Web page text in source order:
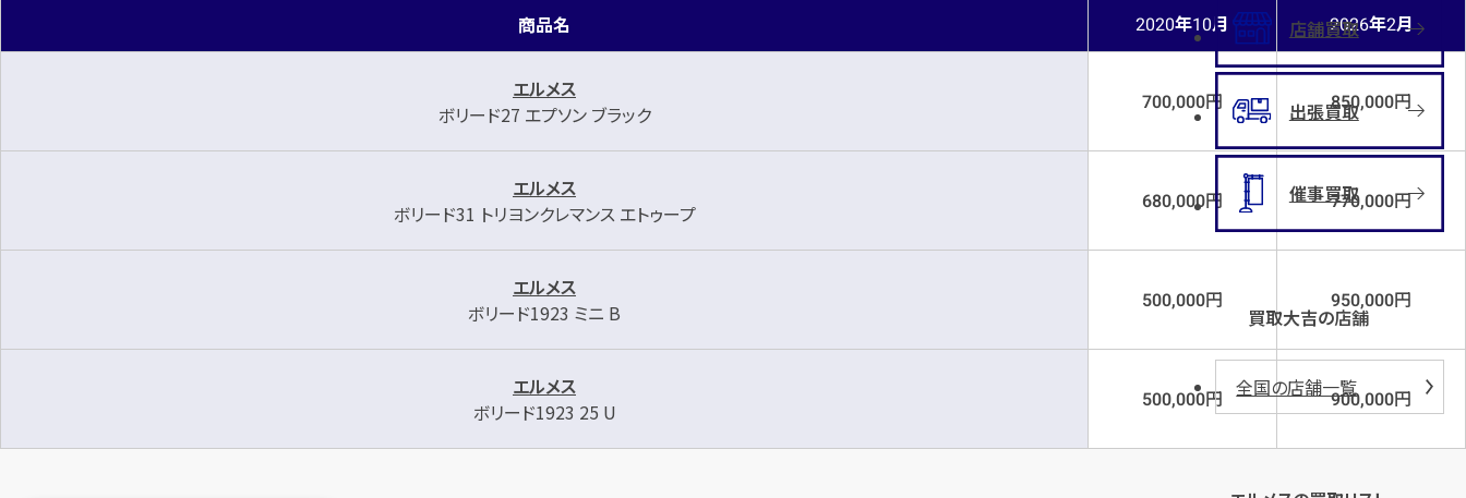
商品名 2020年10月 2026年2月
エルメス
ボリード27 エプソン ブラック
700,000円 850,000円
エルメス
ボリード31 トリヨンクレマンス エトゥープ
680,000円 770,000円
エルメス
ボリード1923 ミニ B
500,000円 950,000円
エルメス
ボリード1923 25 U
500,000円 900,000円
店舗買取
出張買取
催事買取
買取大吉の店舗
全国の店舗一覧